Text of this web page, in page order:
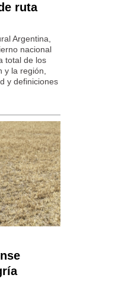
ruta
Argentina,
nacional
total de los
y la región,
y definiciones